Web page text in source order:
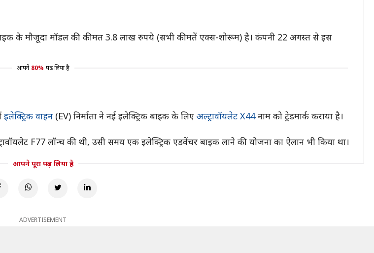
के मौजूदा मॉडल की कीमत 3.8 लाख रुपये (सभी कीमतें एक्स-शोरूम) है। कंपनी 22 अगस्त से इस
आपने 80% पढ़ लिया है
इलेक्ट्रिक वाहन (EV) निर्माता ने नई इलेक्ट्रिक बाइक के लिए अल्ट्रावॉयलेट X44नाम को ट्रेडमार्क कराया है।
F77 लॉन्च की थी, उसी समय एक इलेक्ट्रिक एडवेंचर बाइक लाने की योजना का ऐलान भी किया था।
आपने पूरा पढ़ लिया है
ADVERTISEMENT